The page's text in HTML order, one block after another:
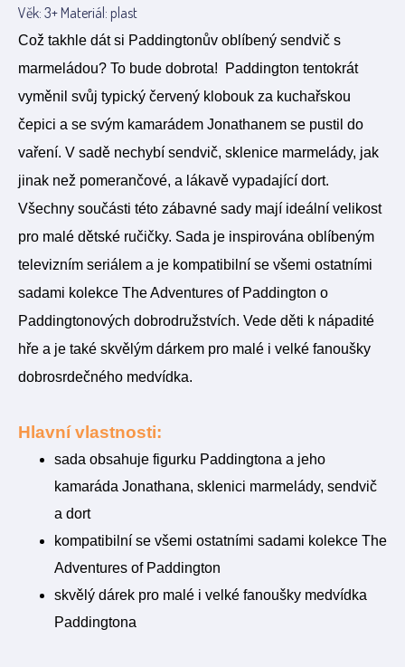
Věk: 3+ Materiál: plast
Což takhle dát si Paddingtonův oblíbený sendvič s
marmeládou? To bude dobrota! Paddington tentokrát
vyměnil svůj typický červený klobouk za kuchařskou
čepici a se svým kamarádem Jonathanem se pustil do
vaření. V sadě nechybí sendvič, sklenice marmelády, jak
jinak než pomerančové, a lákavě vypadající dort.
Všechny součásti této zábavné sady mají ideální velikost
pro malé dětské ručičky. Sada je inspirována oblíbeným
televizním seriálem a je kompatibilní se všemi ostatními
sadami kolekce The Adventures of Paddington o
Paddingtonových dobrodružstvích. Vede děti k nápadité
hře a je také skvělým dárkem pro malé i velké fanoušky
dobrosrdečného medvídka.
Hlavní vlastnosti:
sada obsahuje figurku Paddingtona a jeho
kamaráda Jonathana, sklenici marmelády, sendvič
a dort
kompatibilní se všemi ostatními sadami kolekce The
Adventures of Paddington
skvělý dárek pro malé i velké fanoušky medvídka
Paddingtona